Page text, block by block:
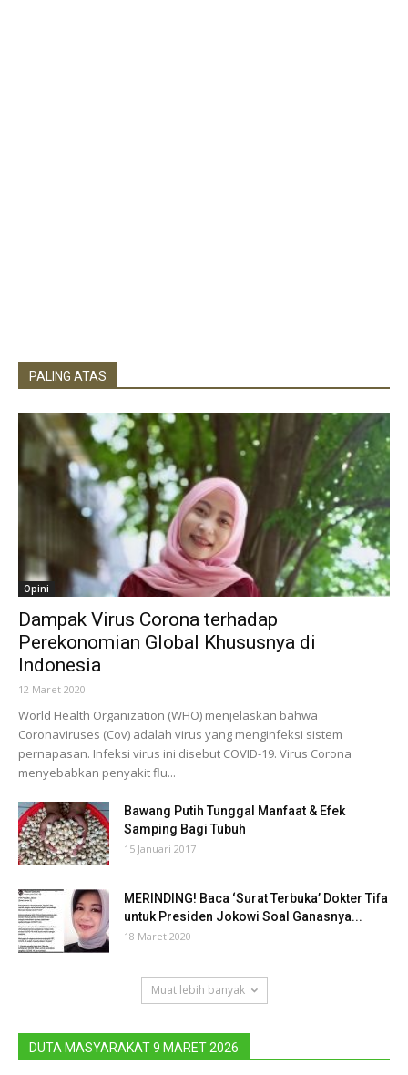
PALING ATAS
Opini
Dampak Virus Corona terhadap
Perekonomian Global Khususnya di
Indonesia
12 Maret 2020
World Health Organization (WHO) menjelaskan bahwa
Coronaviruses (Cov) adalah virus yang menginfeksi sistem
pernapasan. Infeksi virus ini disebut COVID-19. Virus Corona
menyebabkan penyakit flu...
Bawang Putih Tunggal Manfaat & Efek
Samping Bagi Tubuh
15 Januari 2017
MERINDING! Baca ‘Surat Terbuka’ Dokter Tifa
untuk Presiden Jokowi Soal Ganasnya...
18 Maret 2020
Muat lebih banyak
DUTA MASYARAKAT 9 MARET 2026